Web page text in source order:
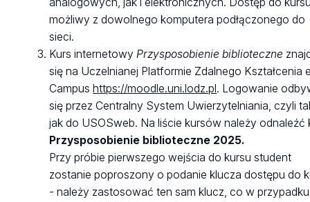
możliwy z dowolnego komputera podłączonego do
sieci.
Kurs internetowyPrzysposobienie biblioteczne
się na Uczelnianej Platformie Zdalnego Kształcenia
Campushttps://moodle.uni.lodz.pl. Logowanie
się przez Centralny System Uwierzytelniania, czyli
jak do USOSweb. Na liście kursów należy odnaleźć
Przysposobienie biblioteczne 2025.
Przy próbie pierwszego wejścia do kursu student
zostanie poproszony o podanie klucza dostępu do
- należy zastosować ten sam klucz, co w przypadku